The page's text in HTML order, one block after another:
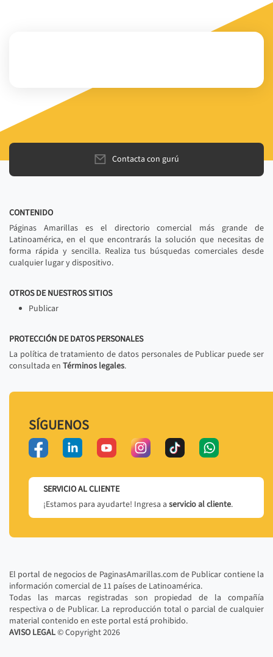
Contacta con gurú
CONTENIDO
Páginas Amarillas es el directorio comercial más grande de
Latinoamérica, en el que encontrarás la solución que necesitas de
forma rápida y sencilla. Realiza tus búsquedas comerciales desde
cualquier lugar y dispositivo.
OTROS DE NUESTROS SITIOS
Publicar
PROTECCIÓN DE DATOS PERSONALES
La política de tratamiento de datos personales de Publicar puede ser
consultada en Términos legales.
SÍGUENOS
SERVICIO AL CLIENTE
¡Estamos para ayudarte! Ingresa a servicio al cliente.
El portal de negocios de PaginasAmarillas.com de Publicar contiene la
información comercial de 11 países de Latinoamérica.
Todas las marcas registradas son propiedad de la compañía
respectiva o de Publicar. La reproducción total o parcial de cualquier
material contenido en este portal está prohibido.
AVISO LEGAL© Copyright2026